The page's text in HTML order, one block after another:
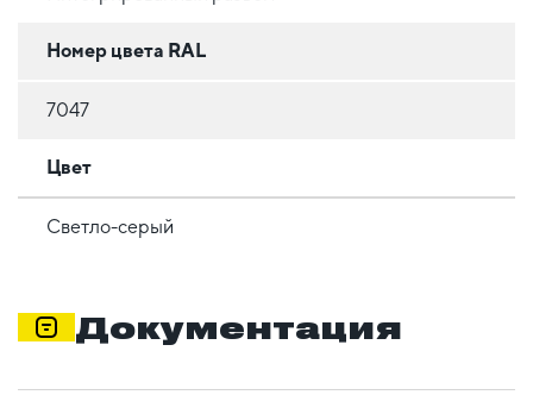
Номер цвета RAL
7047
Цвет
Светло-серый
Документация